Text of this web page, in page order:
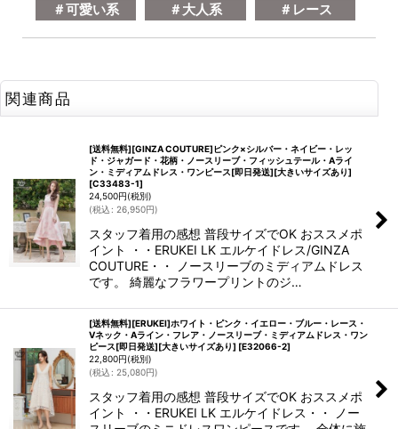
＃可愛い系
＃大人系 ＃レース
関連商品
[送料無料][GINZA COUTURE]ピンク×シルバー・ネイビー・レッ
ド・ジャガード・花柄・ノースリーブ・フィッシュテール・Aライ
ン・ミディアムドレス・ワンピース[即日発送][大きいサイズあり]
[C33483-1]
24,500円(税別)
(税込 : 26,950円)
スタッフ着用の感想 普段サイズでOK おススメポ
イント ・・ERUKEI LK エルケイドレス/GINZA
COUTURE・・ ノースリーブのミディアムドレス
です。 綺麗なフラワープリントのジ…
[送料無料][ERUKEI]ホワイト・ピンク・イエロー・ブルー・レース・
Vネック・Aライン・フレア・ノースリーブ・ミディアムドレス・ワン
ピース[即日発送][大きいサイズあり] [E32066-2]
22,800円(税別)
(税込 : 25,080円)
スタッフ着用の感想 普段サイズでOK おススメポ
イント ・・ERUKEI LK エルケイドレス・・ ノー